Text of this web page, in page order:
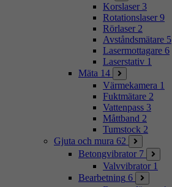
Korslaser 3
Rotationslaser 9
Rörlaser 2
Avståndsmätare 5
Lasermottagare 6
Laserstativ 1
Mäta 14
Värmekamera 1
Fuktmätare 2
Vattenpass 3
Måttband 2
Tumstock 2
Gjuta och mura 62
Betongvibrator 7
Valvvibrator 1
Bearbetning 6